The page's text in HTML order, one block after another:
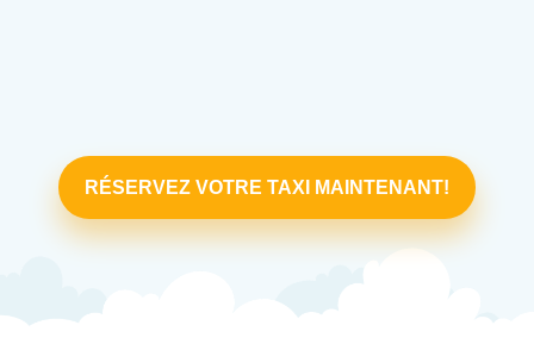
RÉSERVEZ VOTRE TAXI MAINTENANT!